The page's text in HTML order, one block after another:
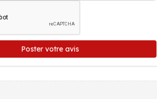
Poster votre avis